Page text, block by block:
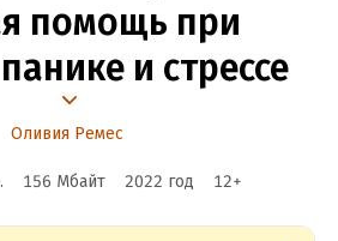
помощь при
и стрессе
Оливия Ремес
156 Мбайт 2022 год 12+